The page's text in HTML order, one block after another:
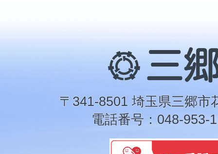
三
郷
市
〒341-8501 埼玉県三郷市
電話番号：048-953-